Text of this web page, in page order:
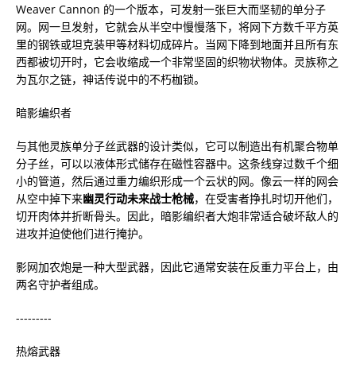
Weaver Cannon 的一个版本，可发射一张巨大而坚韧的单分子
网。网一旦发射，它就会从半空中慢慢落下，将网下方数千平方英
里的钢铁或坦克装甲等材料切成碎片。当网下降到地面并且所有东
西都被切开时，它会收缩成一个非常坚固的织物状物体。灵族称之
为瓦尔之链，神话传说中的不朽枷锁。
暗影编织者
与其他灵族单分子丝武器的设计类似，它可以制造出有机聚合物单
分子丝，可以以液体形式储存在磁性容器中。这条线穿过数千个细
小的管道，然后通过重力编织形成一个云状的网。像云一样的网会
从空中掉下来幽灵行动未来战士枪械，在受害者挣扎时切开他们，
切开肉体并折断骨头。因此，暗影编织者大炮非常适合破坏敌人的
进攻并迫使他们进行掩护。
影网加农炮是一种大型武器，因此它通常安装在反重力平台上，由
两名守护者组成。
---------
热熔武器